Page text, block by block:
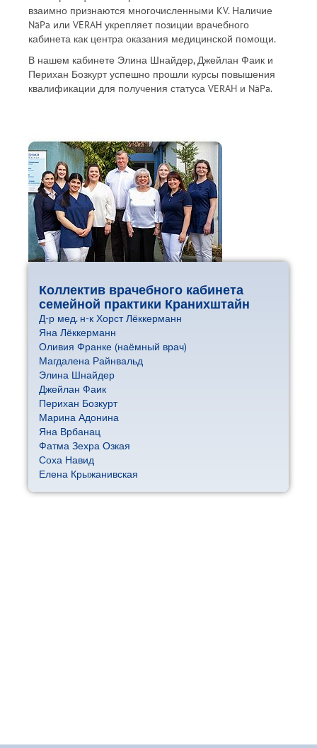
взаимно признаются многочисленными KV. Наличие
NäPa или VERAH укрепляет позиции врачебного
кабинета как центра оказания медицинской помощи.
В нашем кабинете Элина Шнайдер, Джейлан Фаик и
Перихан Бозкурт успешно прошли курсы повышения
квалификации для получения статуса VERAH и NäPa.
Коллектив врачебного кабинета
семейной практики Кранихштайн
Д-р мед. н-к Хорст Лёккерманн
Яна Лёккерманн
Оливия Франке (наёмный врач)
Магдалена Райнвальд
Элина Шнайдер
Джейлан Фаик
Перихан Бозкурт
Марина Адонина
Яна Врбанац
Фатма Зехра Озкая
Соха Навид
Елена Крыжанивская